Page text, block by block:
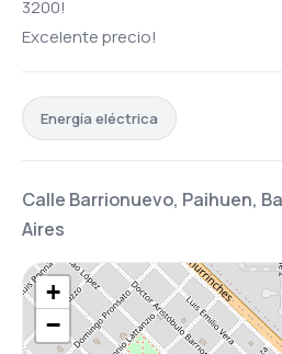
3200!
Excelente precio!
Energía eléctrica
Calle Barrionuevo, Paihuen,
Aires
+
−